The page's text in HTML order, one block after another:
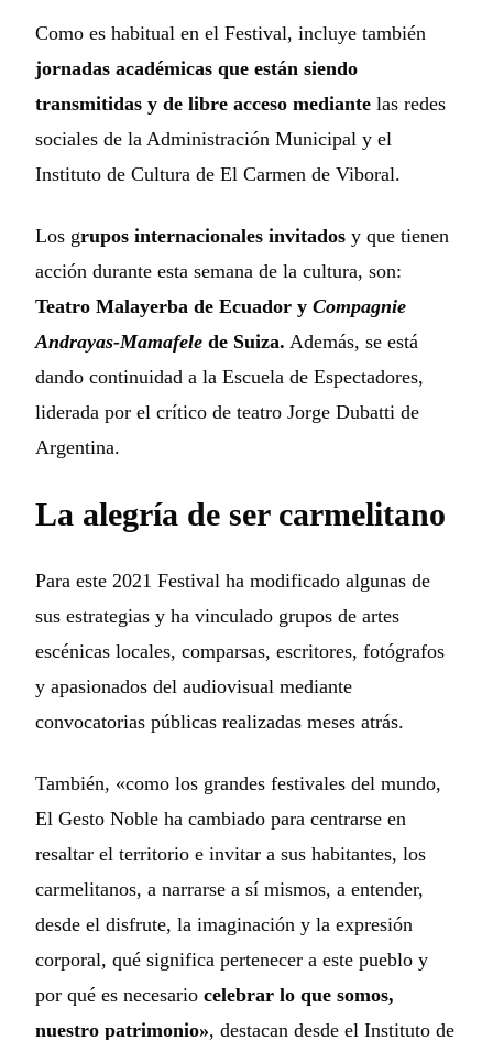
Como es habitual en el Festival, incluye también
jornadas académicas que están siendo
transmitidas y de libre acceso mediante las redes
sociales de la Administración Municipal y el
Instituto de Cultura de El Carmen de Viboral.
Los grupos internacionales invitados y que tienen
acción durante esta semana de la cultura, son:
Teatro Malayerba de Ecuador y Compagnie
Andrayas-Mamafele de Suiza. Además, se está
dando continuidad a la Escuela de Espectadores,
liderada por el crítico de teatro Jorge Dubatti de
Argentina.
La alegría de ser carmelitano
Para este 2021 Festival ha modificado algunas de
sus estrategias y ha vinculado grupos de artes
escénicas locales, comparsas, escritores, fotógrafos
y apasionados del audiovisual mediante
convocatorias públicas realizadas meses atrás.
También, «como los grandes festivales del mundo,
El Gesto Noble ha cambiado para centrarse en
resaltar el territorio e invitar a sus habitantes, los
carmelitanos, a narrarse a sí mismos, a entender,
desde el disfrute, la imaginación y la expresión
corporal, qué significa pertenecer a este pueblo y
por qué es necesario celebrar lo que somos,
nuestro patrimonio», destacan desde el Instituto de